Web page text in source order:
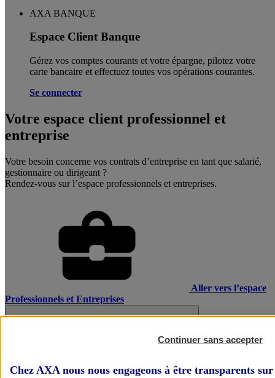
AXA BANQUE
Espace Client Banque
Gérez vos comptes courants et votre épargne, pilotez votre
carte bancaire et effectuez toutes vos opérations courantes.
Se connecter
Votre espace client professionnel et
entreprise
Votre besoin concerne vos contrats d’entreprise en tant que salarié,
gestionnaire ou dirigeant ?
Rendez-vous sur l’espace professionnels et entreprises.
Aller vers l’espace
Professionnels et Entreprises
Continuer sans accepter
Chez AXA nous nous engageons à être transparents